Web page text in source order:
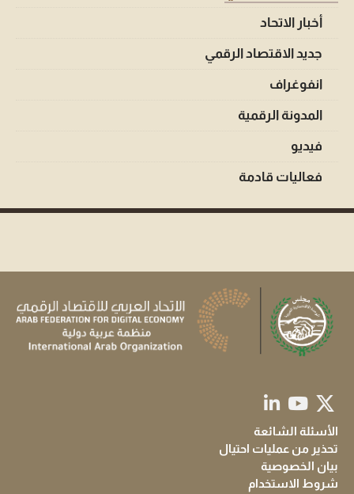
أخبار الاتحاد
جديد الاقتصاد الرقمي
انفوغراف
المدونة الرقمية
فيديو
فعاليات قادمة
الأسئلة الشائعة
تحذير من عمليات احتيال
بيان الخصوصية
شروط الاستخدام